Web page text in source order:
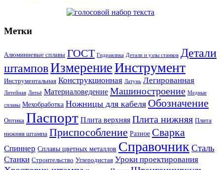
Метки
Алюминиевые сплавы ГОСТ Гидравлика Детали и узлы станков Детали
штамповИзмерениеИнструмент
Инструментальная Конструкционная Латунь Легированная
Литейная Литьё Материаловедение Машиностроение Медные
сплавы Мехобработка Ножницы для кабеля Обозначение
Оптика Паспорт Плита верхняя Плита нижняя Плита
нижняя штампа Приспособление Разное Сварка
Спиннер Сплавы цветных металлов Справочник Сталь
Станки Строительство Углеродистая Уроки проектирования